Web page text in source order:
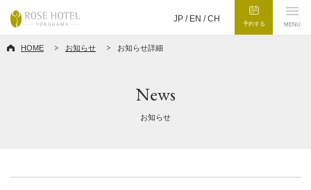
JP / EN /CH
予約する MENU
HOME お知らせ お知らせ詳細
News
お知らせ